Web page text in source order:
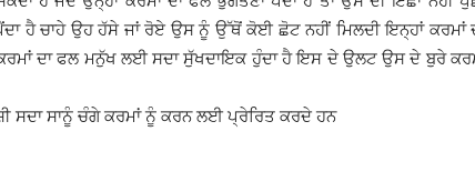
ਹੈ ਚਾਹੇ ਉਹ ਹੱਸੇ ਜਾਂ ਰੋਏ ਉਸ ਨੂੰ ਉੱਥੋਂ ਕੋਈ ਛੋਟ ਨਹੀਂ ਮਿਲਦੀ ਇਨ੍ਹਾਂ ਕਰਮਾਂ
ਦਾ ਫਲ ਮਨੁੱਖ ਲਈ ਸਦਾ ਸੁੱਖਦਾਇਕ ਹੁੰਦਾ ਹੈ ਇਸ ਦੇ ਉਲਟ ਉਸ ਦੇ ਬੁਰੇ
ਸਦਾ ਸਾਨੂੰ ਚੰਗੇ ਕਰਮਾਂ ਨੂੰ ਕਰਨ ਲਈ ਪ੍ਰੇਰਿਤ ਕਰਦੇ ਹਨ